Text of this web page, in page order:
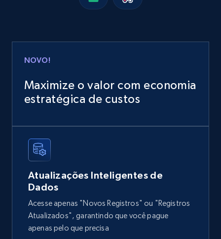
Home Depot US
URL, Domain, Country code, Model number,
Sku, Product id, Product name, Manufacturer,
eCommerce
2.1K+ 355+ Buy Now
Amazon products global dataset
NOVO!
Maximize o valor com economia
estratégica de custos
Atualizações Inteligentes de
Dados
Acesse apenas "Novos Registros" ou "Registros
Atualizados", garantindo que você pague
apenas pelo que precisa